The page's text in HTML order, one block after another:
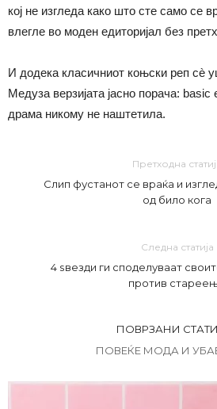
кој не изгледа како што сте само се
влегле во моден едиторијал без
И додека класичниот коњски реп сè
Медуза верзијата јасно порача:
драма никому не наштетила.
Претходна
Слип фустанот се враќа и
од било кога
Следна статија
4 ѕвезди ги споделуваат
против
ПОВРЗАНИ
ПОВЕЌЕ МОДА И